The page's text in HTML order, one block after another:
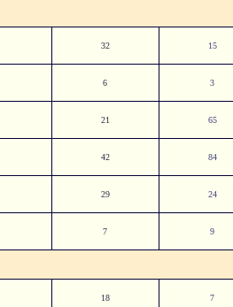
32 15
6 3
21 65
42 84
29 24
7 9
18 7